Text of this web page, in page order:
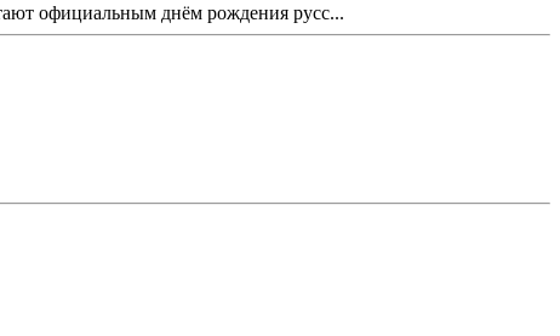
официальным днём рождения русс...